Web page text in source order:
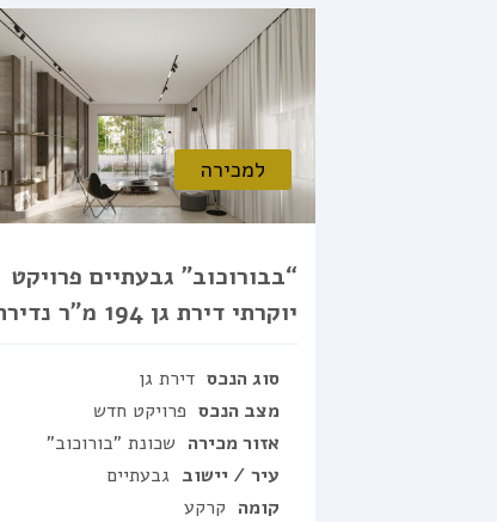
למכירה
“בבורוכוב” גבעתיים פרויקט
יוקרתי דירת גן 194 מ”ר נדירה
סוג הנכס דירת גן
מצב הנכס פרויקט חדש
אזור מכירה שכונת "בורוכוב"
עיר / יישוב גבעתיים
קומה קרקע